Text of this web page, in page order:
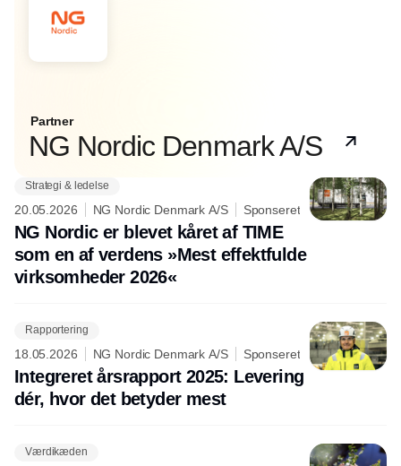
Partner
NG Nordic Denmark A/S
Strategi & ledelse
20.05.2026 NG Nordic Denmark A/S Sponseret
NG Nordic er blevet kåret af TIME
som en af verdens »Mest effektfulde
virksomheder 2026«
Rapportering
18.05.2026 NG Nordic Denmark A/S Sponseret
Integreret årsrapport 2025: Levering
dér, hvor det betyder mest
Værdikæden